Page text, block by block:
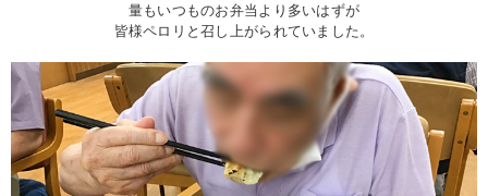
量もいつものお弁当より多いはずが
皆様ペロリと召し上がられていました。